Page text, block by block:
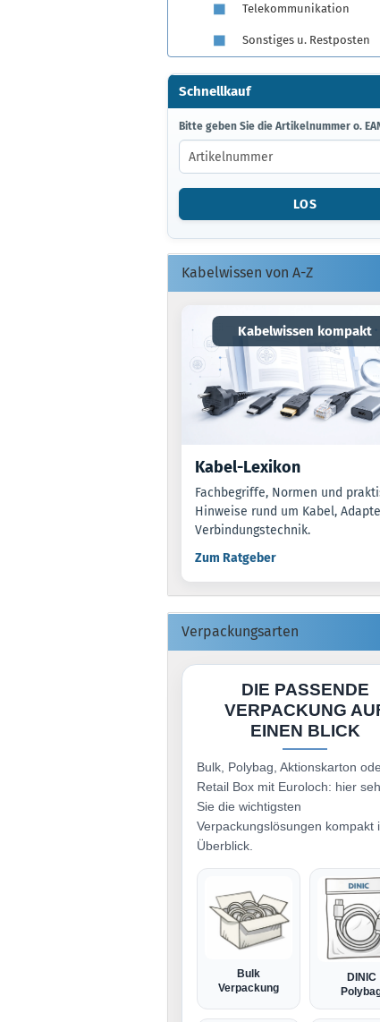
Telekommunikation
Sonstiges u. Restposten
Schnellkauf
BITTE
GEBEN
SIE
DIE
ARTIKELNUMMER
EAN
EIN.
Bitte geben Sie die Artikelnummer o.
LOS
Kabelwissen von A-Z
Kabelwissen kompakt
Kabel-Lexikon
Fachbegriffe, Normen und
Hinweise rund um Kabel,
Verbindungstechnik.
Zum Ratgeber
Verpackungsarten
DIE PASSENDE
VERPACKUNG
EINEN BLICK
Bulk, Polybag, Aktionskarton
Retail Box mit Euroloch: hier
Sie die wichtigsten
Verpackungslösungen kompakt
Überblick.
Bulk
Verpackung
DINIC